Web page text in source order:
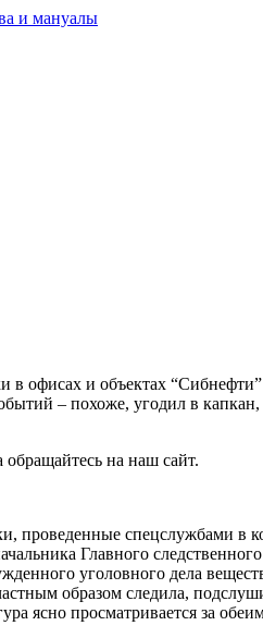
и мануалы
офисах и объектах
– похоже, угодил в
на наш сайт.
проведенные спецслужбами
Главного
уголовного дела
образом следила,
ясно просматривается за